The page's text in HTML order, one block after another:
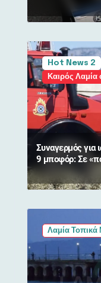
Hot News 2
Καιρός Λαμία
Συναγερμός για
9 μποφόρ: Σε
η Στερεά Ελλάδα
Λαμία Τοπικά